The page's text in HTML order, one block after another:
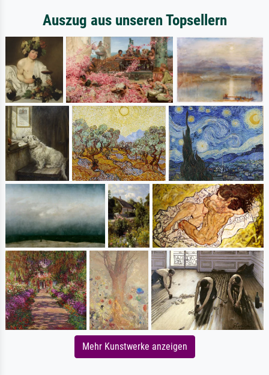
Auszug aus unseren Topsellern
Mehr Kunstwerke anzeigen